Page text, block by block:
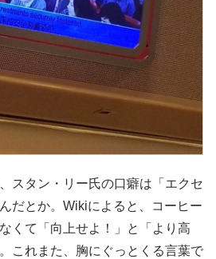
スタン・リー氏の口癖は「エクセ
だとか。Wikiによると、コーヒー
くて
「向上せよ！」と「より高
これまた、胸にぐっとくる言葉で